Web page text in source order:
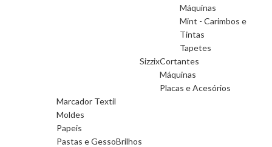
Máquinas
Mint - Carimbos e
Tintas
Tapetes
SizzixCortantes
Máquinas
Placas e Acesórios
Marcador Textil
Moldes
Papeis
Pastas e GessoBrilhos